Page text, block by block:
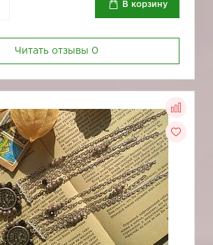
В корзину
Читать отзывы 0